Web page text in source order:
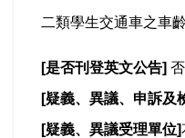
二類學生交通車之車
[是否刊登英文公告] 否
[疑義、異議、申訴及
[疑義、異議受理單位]